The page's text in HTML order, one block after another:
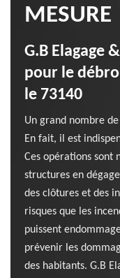
MESURE
G.B Elagage
pour le
le 73140
Un grand nombre
En fait, il est
Ces opérations sont
structures en
des clôtures et des
risques que les
puissent
prévenir les
des habitants. G.B